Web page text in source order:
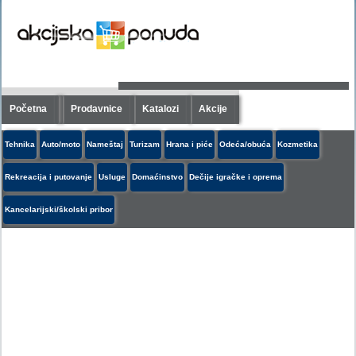
Početna Prodavnice Katalozi Akcije
Tehnika Auto/moto Nameštaj Turizam Hrana i piće Odeća/obuća Kozmetika
Rekreacija i putovanje Usluge Domaćinstvo Dečije igračke i oprema
Kancelarijski/školski pribor